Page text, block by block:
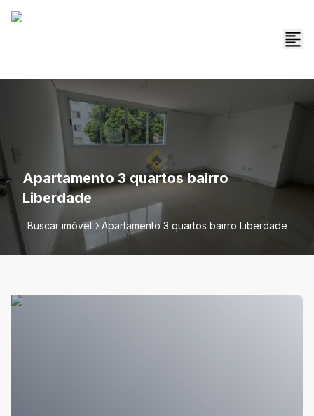
Apartamento 3 quartos bairro
Liberdade
Buscar imóvel Apartamento 3 quartos bairro Liberdade